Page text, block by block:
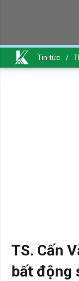
Tin tức /
TS. Cấn
bất động